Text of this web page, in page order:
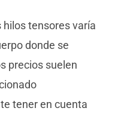
hilos tensores varía
donde se
precios suelen
tener en cuenta